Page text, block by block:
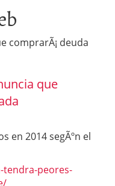
comprarÃ¡ deuda
que
en 2014 segÃºn el
peores-